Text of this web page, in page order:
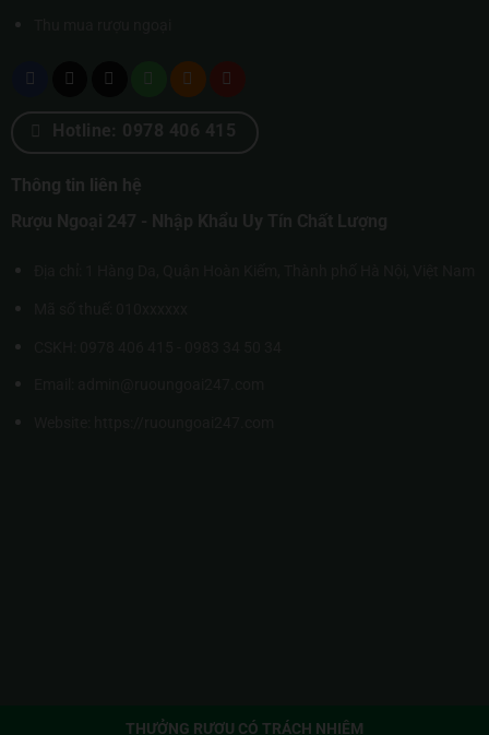
Hotline: 0978 406 415
Thông tin liên hệ
Rượu Ngoại 247 - Nhập Khẩu Uy Tín Chất Lượng
THƯỞNG RƯỢU CÓ TRÁCH NHIỆM